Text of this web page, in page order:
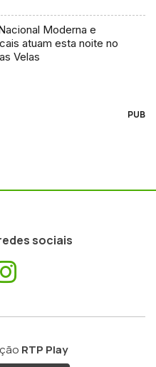
Moderna e
atuam esta noite no
Velas
PUB
sociais
RTP Play